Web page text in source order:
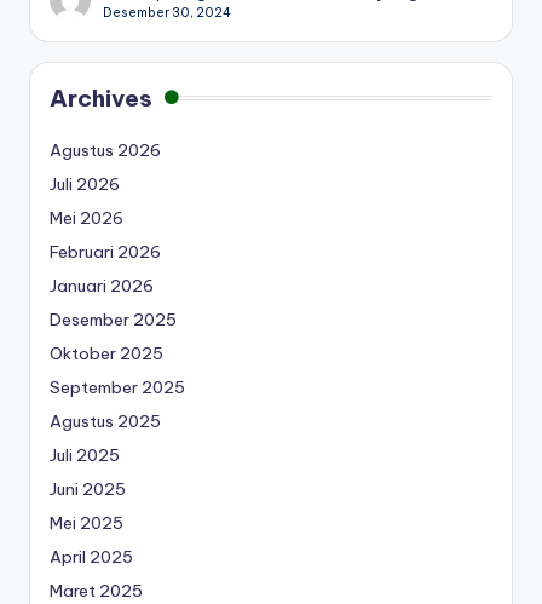
Desember 30, 2024
Archives
Agustus 2026
Juli 2026
Mei 2026
Februari 2026
Januari 2026
Desember 2025
Oktober 2025
September 2025
Agustus 2025
Juli 2025
Juni 2025
Mei 2025
April 2025
Maret 2025